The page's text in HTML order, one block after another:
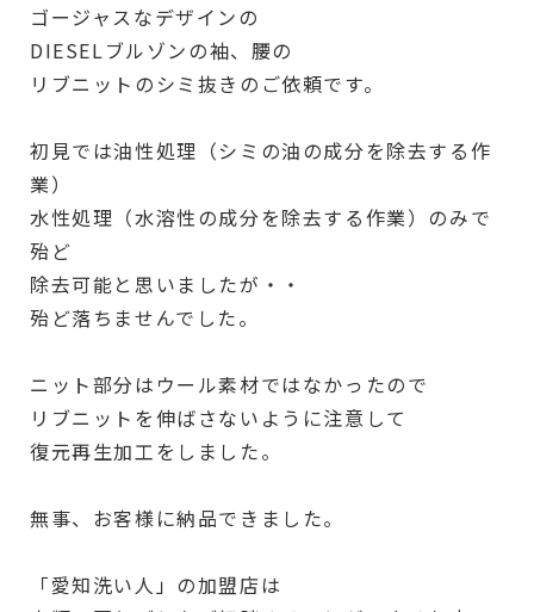
ゴージャスなデザインの
DIESELブルゾンの袖、腰の
リブニットのシミ抜きのご依頼です。
初見では油性処理（シミの油の成分を除去する作
業）
水性処理（水溶性の成分を除去する作業）のみで
殆ど
除去可能と思いましたが・・
殆ど落ちませんでした。
ニット部分はウール素材ではなかったので
リブニットを伸ばさないように注意して
復元再生加工をしました。
無事、お客様に納品できました。
「愛知洗い人」の加盟店は